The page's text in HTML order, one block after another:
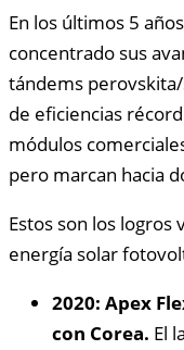
En los últimos 5
concentrado sus
tándems
de eficiencias
módulos
pero marcan hacia
Estos son los
energía solar
2020: Apex
con Corea. El